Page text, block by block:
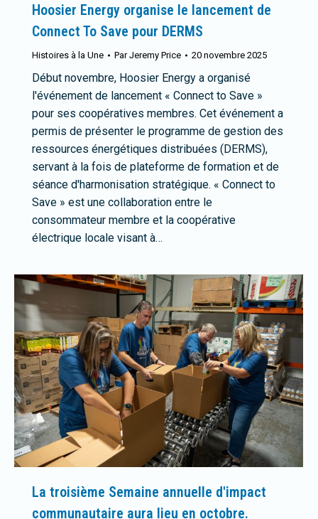
Hoosier Energy organise le lancement de
Connect To Save pour DERMS
Histoires à la Une ParJeremy Price 20 novembre 2025
Début novembre, Hoosier Energy a organisé
l'événement de lancement « Connect to Save »
pour ses coopératives membres. Cet événement a
permis de présenter le programme de gestion des
ressources énergétiques distribuées (DERMS),
servant à la fois de plateforme de formation et de
séance d'harmonisation stratégique. « Connect to
Save » est une collaboration entre le
consommateur membre et la coopérative
électrique locale visant à…
La troisième Semaine annuelle d'impact
communautaire aura lieu en octobre.